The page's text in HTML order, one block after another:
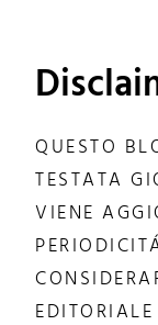
QUESTO
TESTATA
VIENE